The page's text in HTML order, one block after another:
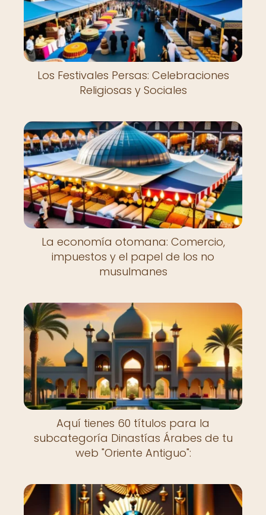
Los Festivales Persas: Celebraciones
Religiosas y Sociales
La economía otomana: Comercio,
impuestos y el papel de los no
musulmanes
Aquí tienes 60 títulos para la
subcategoría Dinastías Árabes de tu
web "Oriente Antiguo":